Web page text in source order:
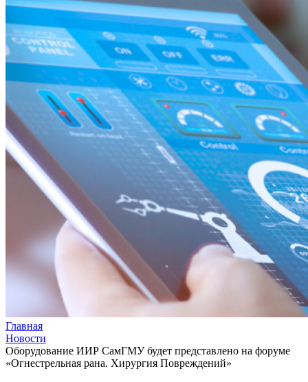
Главная
Новости
Оборудование ИИР СамГМУ будет представлено на форуме
«Огнестрельная рана. Хирургия Повреждений»